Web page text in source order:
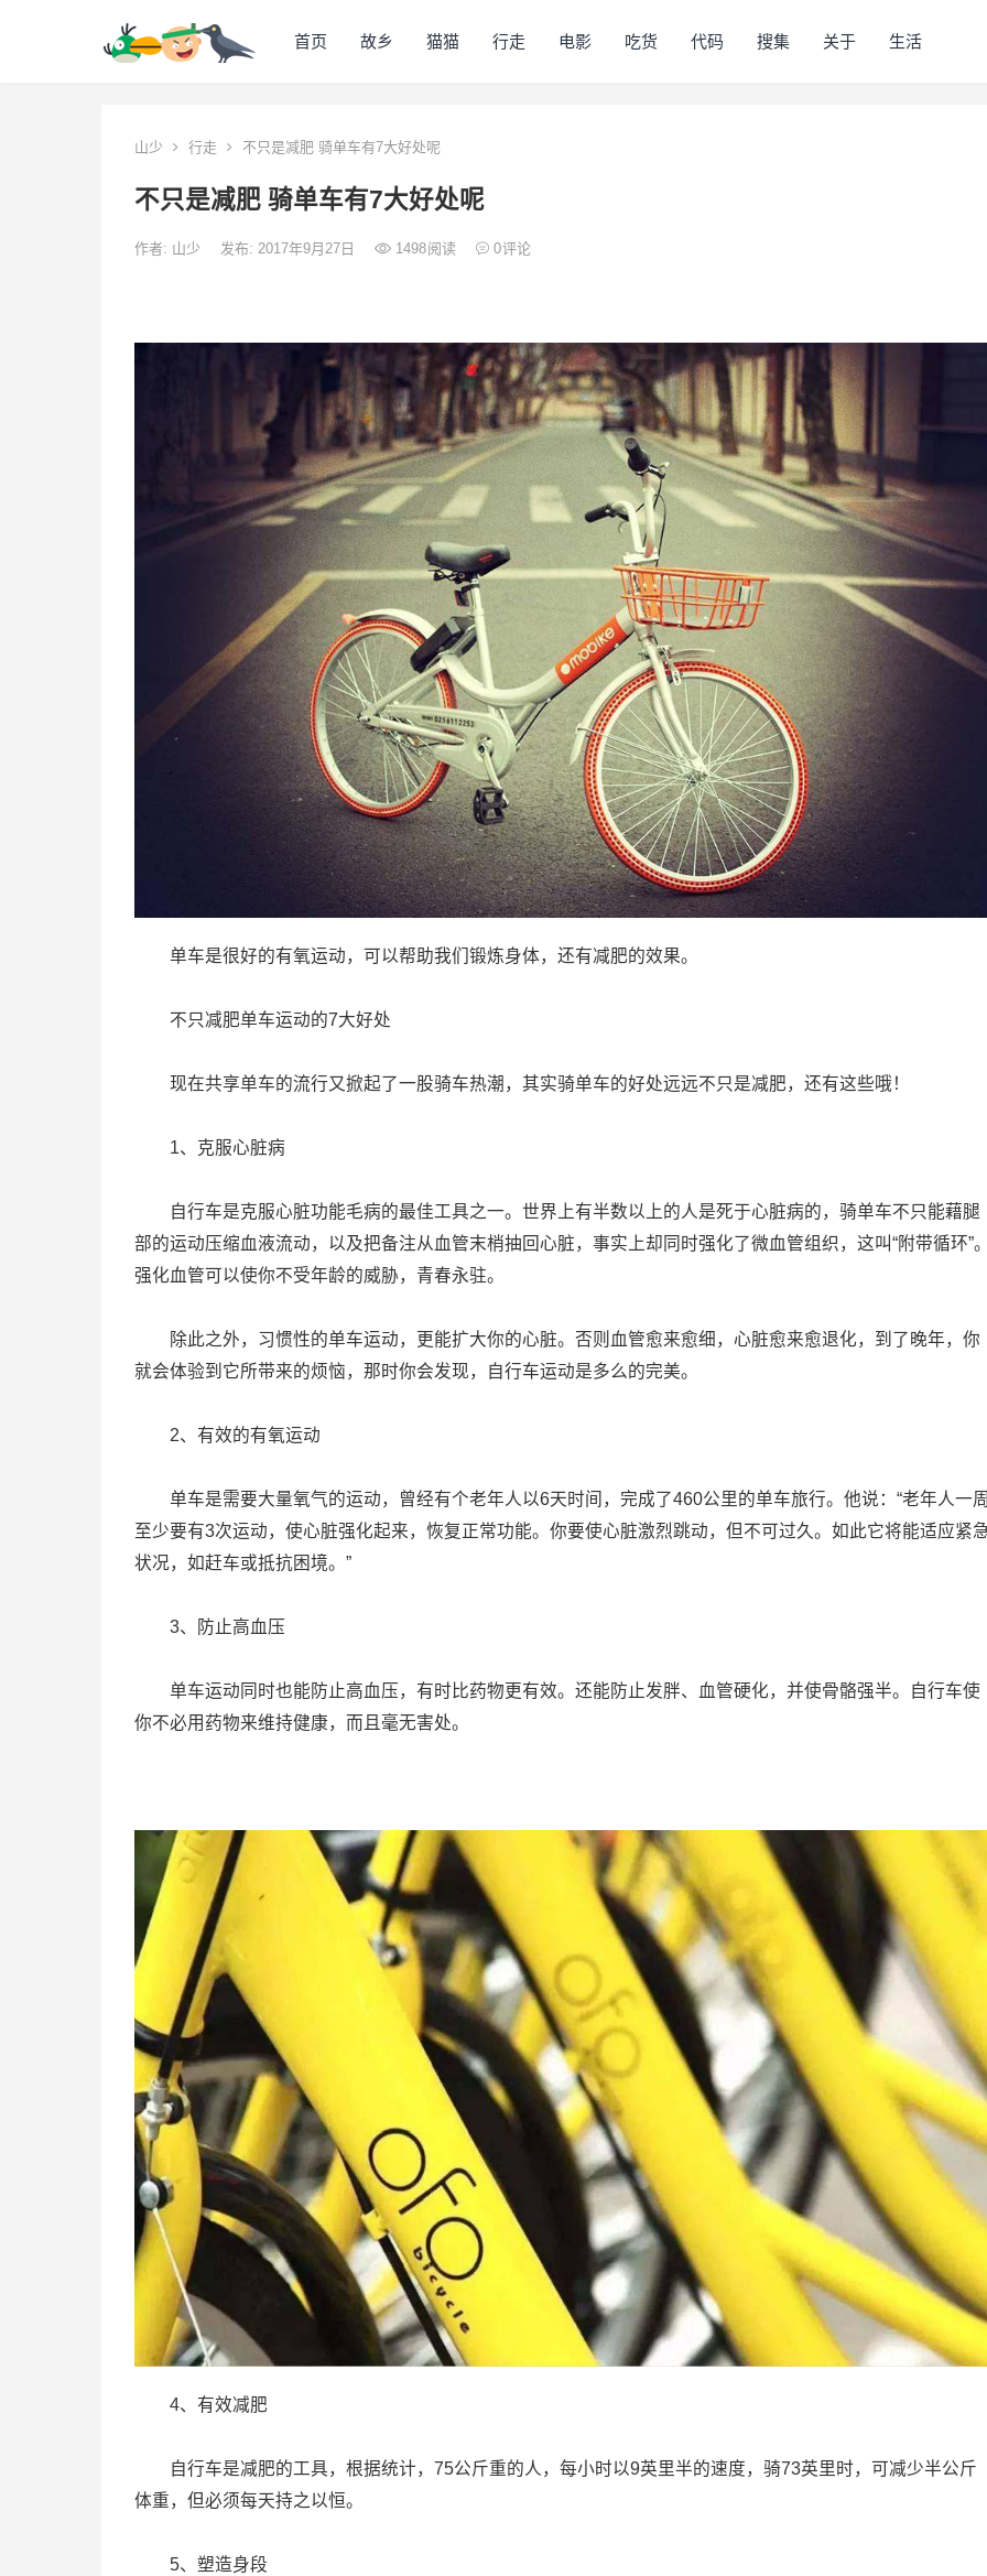
首页 故乡 猫猫 行走 电影 吃货 代码 搜集 关于 生活
山少 行走 不只是减肥 骑单车有7大好处呢
不只是减肥 骑单车有7大好处呢
作者: 山少 发布: 2017年9月27日 1498阅读 0评论
单车是很好的有氧运动，可以帮助我们锻炼身体，还有减肥的效果。
不只减肥单车运动的7大好处
现在共享单车的流行又掀起了一股骑车热潮，其实骑单车的好处远远不只是减肥，还有这些哦！
1、克服心脏病
自行车是克服心脏功能毛病的最佳工具之一。世界上有半数以上的人是死于心脏病的，骑单车不只能藉腿
部的运动压缩血液流动，以及把备注从血管末梢抽回心脏，事实上却同时强化了微血管组织，这叫“附带循环”
强化血管可以使你不受年龄的威胁，青春永驻。
除此之外，习惯性的单车运动，更能扩大你的心脏。否则血管愈来愈细，心脏愈来愈退化，到了晚年，你
就会体验到它所带来的烦恼，那时你会发现，自行车运动是多么的完美。
2、有效的有氧运动
单车是需要大量氧气的运动，曾经有个老年人以6天时间，完成了460公里的单车旅行。他说：“老年人一
至少要有3次运动，使心脏强化起来，恢复正常功能。你要使心脏激烈跳动，但不可过久。如此它将能适应紧
状况，如赶车或抵抗困境。”
3、防止高血压
单车运动同时也能防止高血压，有时比药物更有效。还能防止发胖、血管硬化，并使骨骼强半。自行车使
你不必用药物来维持健康，而且毫无害处。
4、有效减肥
自行车是减肥的工具，根据统计，75公斤重的人，每小时以9英里半的速度，骑73英里时，可减少半公斤
体重，但必须每天持之以恒。
5、塑造身段